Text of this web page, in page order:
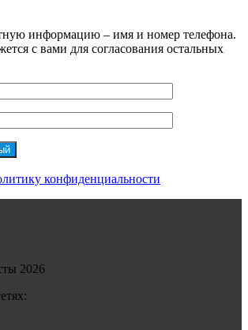
информацию – имя и номер телефона.
с вами для согласования остальных
конфиденциальности
2026